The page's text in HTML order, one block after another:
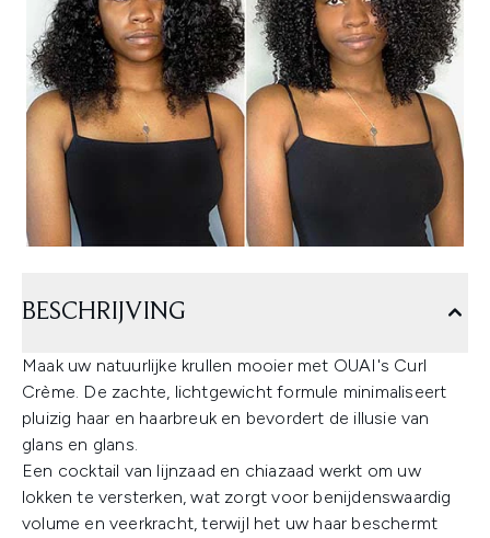
BESCHRIJVING
Maak uw natuurlijke krullen mooier met OUAI's Curl
Crème. De zachte, lichtgewicht formule minimaliseert
pluizig haar en haarbreuk en bevordert de illusie van
glans en glans.
Een cocktail van lijnzaad en chiazaad werkt om uw
lokken te versterken, wat zorgt voor benijdenswaardig
volume en veerkracht, terwijl het uw haar beschermt